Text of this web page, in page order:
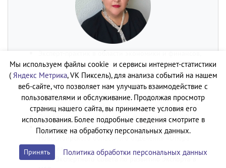
Эксперт-практик в области экономики и финансов,
экономического и финансового анализа, ВЭД
Аттестованный профессиональный бухгалтер ИПБ
России
Профессиональный финансовый менеджер МСФО
Сертифицированный внутренний аудитор ИВА РФ
Профессиональный Налоговый консультант РФ
Председатель комитета ВЭД и Таможни
Новосибирского областного отделения «Опора
России»
Член Экспертного Совета по развитию Экспорта в
Мы используем файлы cookie и сервисы интернет-статистики
( Яндекс Метрика, VK Пиксель), для анализа событий на нашем
веб-сайте, что позволяет нам улучшать взаимодействие с
пользователями и обслуживание. Продолжая просмотр
страниц нашего сайта, вы принимаете условия его
использования. Более подробные сведения смотрите в
Политике на обработку персональных данных.
Принять Политика обработки персональных данных